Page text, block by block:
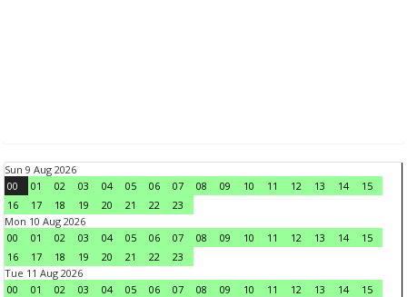
Sun 9 Aug 2026
00
01 02 03 04 05 06 07 08 09 10 11 12 13 14
15
16
17 18 19 20 21 22
23
Mon 10 Aug 2026
00
01 02 03 04 05 06 07 08 09 10 11 12 13 14
15
16
17 18 19 20 21 22
23
Tue 11 Aug 2026
00
01 02 03 04 05 06 07 08 09 10 11 12 13 14
15